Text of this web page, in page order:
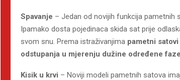
Spavanje – Jedan od novijih funkcija pametnih
Ipamako dosta pojedinaca skida sat prije
svom snu. Prema istraživanjima pametni
odstupanja u mjerenju dužine određene
Kisik u krvi – Noviji modeli pametnih satova